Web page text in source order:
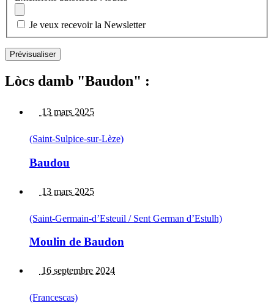
Je veux recevoir la Newsletter
Lòcs damb "Baudon" :
13 mars 2025
(Saint-Sulpice-sur-Lèze)
Baudou
13 mars 2025
(Saint-Germain-d’Esteuil / Sent German d’Estulh)
Moulin de Baudon
16 septembre 2024
(Francescas)